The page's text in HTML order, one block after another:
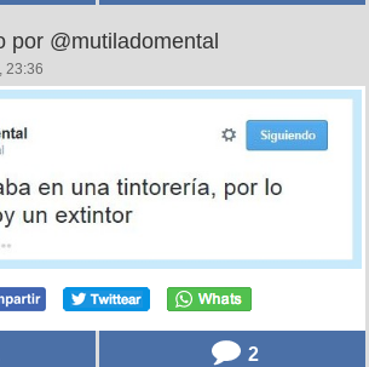
por @mutiladomental
23:36
2